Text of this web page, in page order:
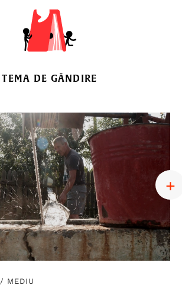
TEMA DE GÂNDIRE
/ MEDIU